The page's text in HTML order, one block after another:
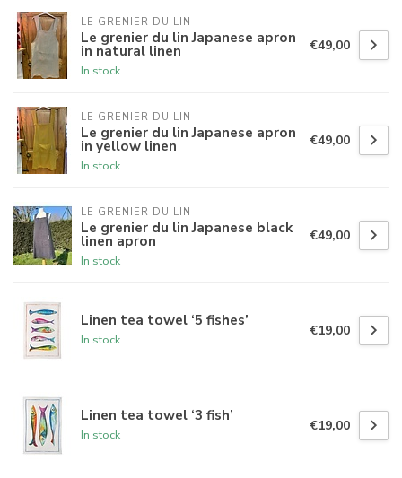
LE GRENIER DU LIN
Le grenier du lin Japanese apron
in natural linen
In stock
€49,00
LE GRENIER DU LIN
Le grenier du lin Japanese apron
in yellow linen
In stock
€49,00
LE GRENIER DU LIN
Le grenier du lin Japanese black
linen apron
In stock
€49,00
Linen tea towel ‘5 fishes’
In stock
€19,00
Linen tea towel ‘3 fish’
In stock
€19,00